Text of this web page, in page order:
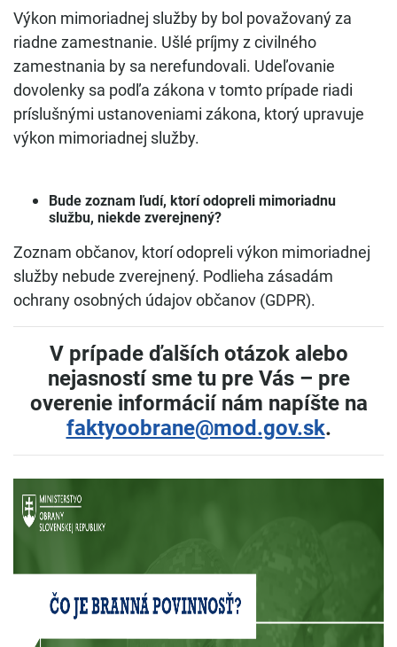
Výkon mimoriadnej služby by bol považovaný za
riadne zamestnanie. Ušlé príjmy z civilného
zamestnania by sa nerefundovali. Udeľovanie
dovolenky sa podľa zákona v tomto prípade riadi
príslušnými ustanoveniami zákona, ktorý upravuje
výkon mimoriadnej služby.
Bude zoznam ľudí, ktorí odopreli mimoriadnu
službu, niekde zverejnený?
Zoznam občanov, ktorí odopreli výkon mimoriadnej
služby nebude zverejnený. Podlieha zásadám
ochrany osobných údajov občanov (GDPR).
V prípade ďalších otázok alebo
nejasností sme tu pre Vás – pre
overenie informácií nám napíšte na
faktyoobrane@mod.gov.sk.